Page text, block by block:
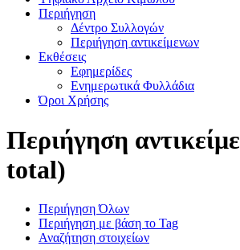
Περιήγηση
Δέντρο Συλλογών
Περιήγηση αντικείμενων
Εκθέσεις
Εφημερίδες
Ενημερωτικά Φυλλάδια
Όροι Χρήσης
Περιήγηση
total)
Περιήγηση Όλων
Περιήγηση με βάση το Tag
Αναζήτηση στοιχείων